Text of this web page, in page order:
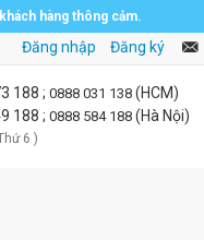
hàng thông cảm.
Đăng nhập Đăng ký
188 ; 0888 031 138 (HCM)
188 ; 0888 584 188 (Hà Nội)
6 )